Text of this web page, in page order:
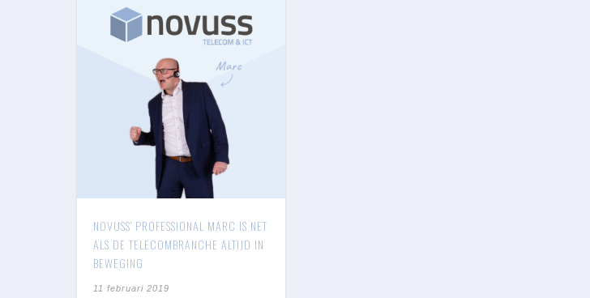
NOVUSS’ PROFESSIONAL MARC IS NET
ALS DE TELECOMBRANCHE ALTIJD IN
BEWEGING
11 februari 2019